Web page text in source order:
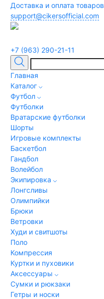
Доставка и оплата товаров
support@cikersofficial.com
+7 (963) 290-21-11
Главная
Каталог
Футбол
Футболки
Вратарские футболки
Шорты
Игровые комплекты
Баскетбол
Гандбол
Волейбол
Экипировка
Лонгсливы
Олимпийки
Брюки
Ветровки
Худи и свитшоты
Поло
Компрессия
Куртки и пуховики
Аксессуары
Сумки и рюкзаки
Гетры и носки